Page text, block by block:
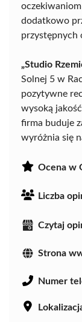
dodatkowo
przystępnych
„Studio
Solnej 5 w
pozytywne
wysoką
firma buduje
wyróżnia się
Ocena w
Liczba
Czytaj
Strona
Numer